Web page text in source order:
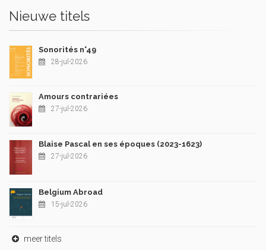
Nieuwe titels
Sonorités n°49
28-jul-2026
Amours contrariées
27-jul-2026
Blaise Pascal en ses époques (2023-1623)
27-jul-2026
Belgium Abroad
15-jul-2026
meer titels